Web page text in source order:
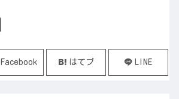
Facebook はてブ LINE